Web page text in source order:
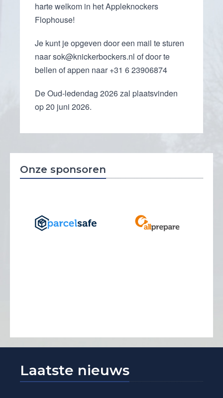
harte welkom in het Appleknockers
Flophouse!
Je kunt je opgeven door een mail te sturen
naar sok@knickerbockers.nl of door te
bellen of appen naar +31 6 23906874
De Oud-ledendag 2026 zal plaatsvinden
op 20 juni 2026.
Onze sponsoren
Laatste nieuws